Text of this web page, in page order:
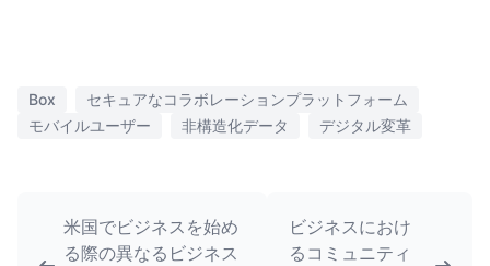
Box
セキュアなコラボレーションプラットフォーム
モバイルユーザー
非構造化データ デジタル変革
米国でビジネスを始め
る際の異なるビジネス
ビジネスにおけ
るコミュニティ